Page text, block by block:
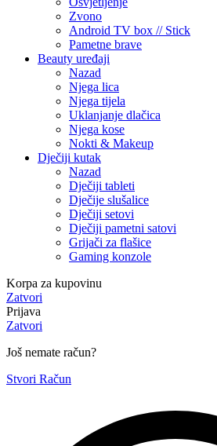
Zvono
Android TV box // Stick
Pametne brave
Beauty uređaji
Nazad
Njega lica
Njega tijela
Uklanjanje dlačica
Njega kose
Nokti & Makeup
Dječiji kutak
Nazad
Dječiji tableti
Dječije slušalice
Dječiji setovi
Dječiji pametni satovi
Grijači za flašice
Gaming konzole
Korpa za kupovinu
Zatvori
Prijava
Zatvori
Još nemate račun?
Stvori Račun